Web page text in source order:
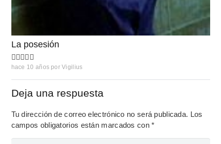
La posesión
hace 10 años por Vigilius
Deja una respuesta
Tu dirección de correo electrónico no será publicada. Los
campos obligatorios están marcados con*